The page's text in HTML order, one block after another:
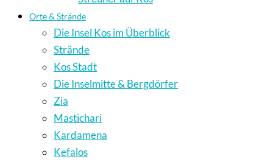
Orte & Strände
Die Insel Kos im Überblick
Strände
Kos Stadt
Die Inselmitte & Bergdörfer
Zia
Mastichari
Kardamena
Kefalos